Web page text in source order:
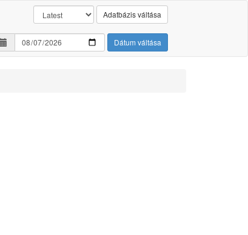
Adatbázis váltása
Dátum váltása